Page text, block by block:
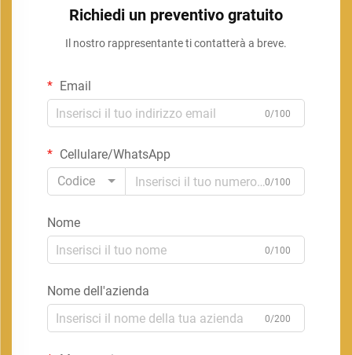
Richiedi un preventivo gratuito
Il nostro rappresentante ti contatterà a breve.
Email
0/100
Cellulare/WhatsApp
Codice
0/100
Nome
0/100
Nome dell'azienda
0/200